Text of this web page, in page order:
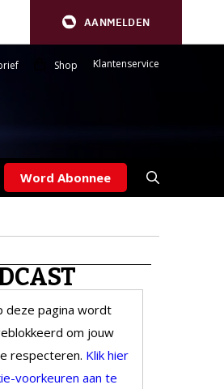
AANMELDEN
Shop Klantenservice
Word Abonnee
deze pagina wordt
om jouw
respecteren. Klik hier
voorkeuren aan te